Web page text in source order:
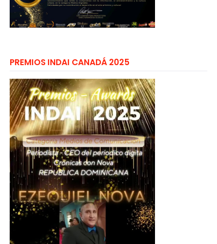
PREMIOS INDAI CANADÁ 2025